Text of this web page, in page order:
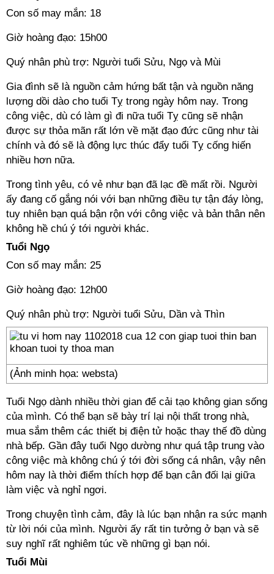
Con số may mắn: 18
Giờ hoàng đạo: 15h00
Quý nhân phù trợ: Người tuổi Sửu, Ngọ và Mùi
Gia đình sẽ là nguồn cảm hứng bất tận và nguồn năng
lượng dồi dào cho tuổi Tỵ trong ngày hôm nay. Trong
công việc, dù có làm gì đi nữa tuổi Tỵ cũng sẽ nhận
được sự thỏa mãn rất lớn về mặt đạo đức cũng như tài
chính và đó sẽ là động lực thúc đẩy tuổi Tỵ cống hiến
nhiều hơn nữa.
Trong tình yêu, có vẻ như bạn đã lạc đề mất rồi. Người
ấy đang cố gắng nói với bạn những điều tự tận đáy lòng,
tuy nhiên bạn quá bận rộn với công việc và bản thân nên
không hề chú ý tới người khác.
Tuổi Ngọ
Con số may mắn: 25
Giờ hoàng đạo: 12h00
Quý nhân phù trợ: Người tuổi Sửu, Dần và Thìn
(Ảnh minh họa: websta)
Tuổi Ngọ dành nhiều thời gian để cải tạo không gian sống
của mình. Có thể bạn sẽ bày trí lại nội thất trong nhà,
mua sắm thêm các thiết bị điện tử hoặc thay thế đồ dùng
nhà bếp. Gần đây tuổi Ngọ dường như quá tập trung vào
công việc mà không chú ý tới đời sống cá nhân, vậy nên
hôm nay là thời điểm thích hợp để bạn cân đối lại giữa
làm việc và nghỉ ngơi.
Trong chuyện tình cảm, đây là lúc bạn nhận ra sức mạnh
từ lời nói của mình. Người ấy rất tin tưởng ở bạn và sẽ
suy nghĩ rất nghiêm túc về những gì bạn nói.
Tuổi Mùi